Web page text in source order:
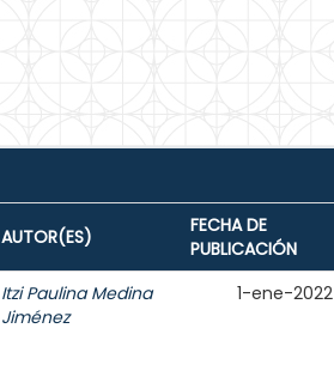
AUTOR(ES)
FECHA DE
PUBLICACIÓN
Itzi Paulina Medina
Jiménez
1-ene-2022